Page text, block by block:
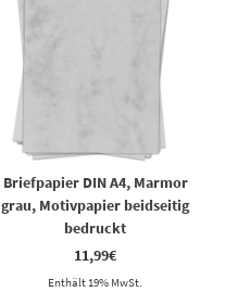
Briefpapier DIN A4, Marmor
grau, Motivpapier beidseitig
bedruckt
11,99€
Enthält 19% MwSt.